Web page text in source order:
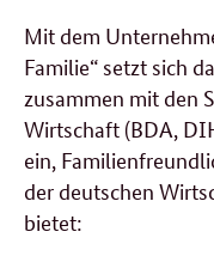
Mit dem
Familie“ setzt sich
zusammen mit den
Wirtschaft (BDA,
ein,
der deutschen
bietet: